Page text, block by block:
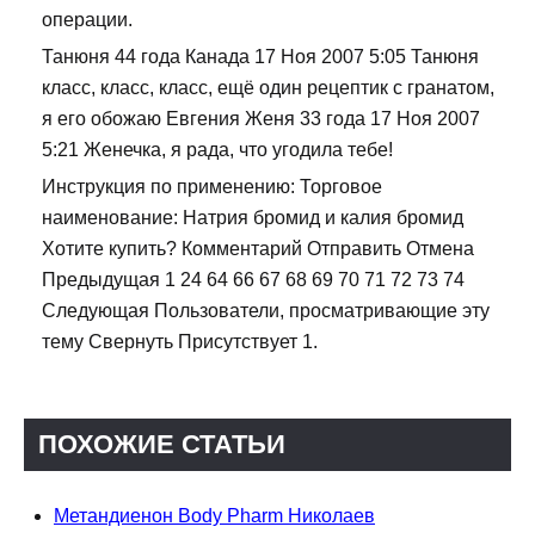
операции.
Танюня 44 года Канада 17 Ноя 2007 5:05 Танюня
класс, класс, класс, ещё один рецептик с гранатом,
я его обожаю Евгения Женя 33 года 17 Ноя 2007
5:21 Женечка, я рада, что угодила тебе!
Инструкция по применению: Торговое
наименование: Натрия бромид и калия бромид
Хотите купить? Комментарий Отправить Отмена
Предыдущая 1 24 64 66 67 68 69 70 71 72 73 74
Следующая Пользователи, просматривающие эту
тему Свернуть Присутствует 1.
ПОХОЖИЕ СТАТЬИ
Метандиенон Body Pharm Николаев